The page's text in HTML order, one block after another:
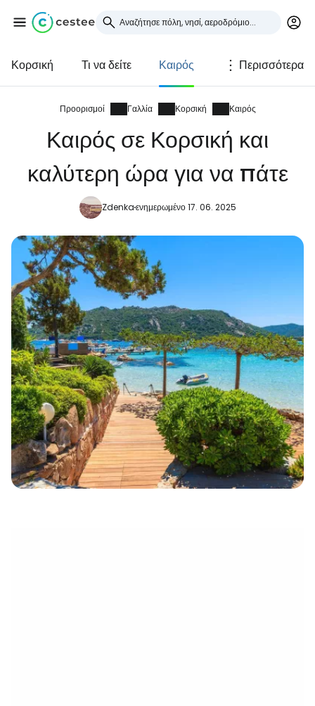
Κορσική Τι να δείτε Καιρός Περισσότερα
Προορισμοί Γαλλία Κορσική Καιρός
Καιρός σε Κορσική και
καλύτερη ώρα για να πάτε
Zdenkaενημερωμένο 17. 06. 2025
Συνδεθείτε στο Cestee
... η παγκόσμια ταξιδιωτική κοινότητα
Συνεχίστε με την Google
Συνεχίστε με το Facebook
Συνεχίστε με email